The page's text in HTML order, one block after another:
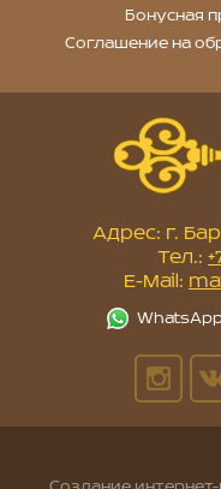
Бонусная
Соглашение на
Адрес: г.
Тел.:
E-Mail: